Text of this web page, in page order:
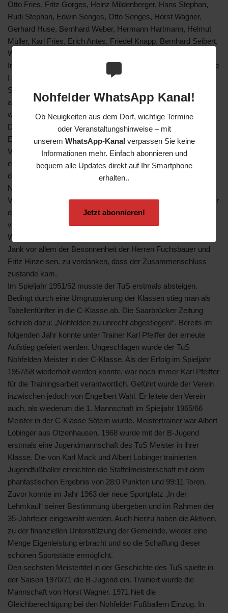
Nohfelder WhatsApp Kanal!
Ob Neuigkeiten aus dem Dorf, wichtige Termine
oder Veranstaltungshinweise – mit
unserem WhatsApp-Kanalverpassen Sie keine
Informationen mehr. Einfach abonnieren und
bequem alle Updates direkt auf Ihr Smartphone
erhalten..
Jetzt abonnieren!
Otto Fries, Fritz Gorges, Heinz Mildenberger, Hans Stephan,
Rudi Stephan, Edwin Senges, Otto Senges, Horst Wagner,
Gerhard Huse, Bernhard Weber, Hermann Hartmann, Helmut
Müller, Karl Fries, Erich Antes, Friedel Knapp, Bernhard Seibert,
Walter Herz und Walter Kunz.
In der Saison 1947 / 48 musste der Aufsteiger in die Kreisklasse
I gegen so namhafte Gegner wie den SV Hasborn, SV Bliesen,
SV Oberthal, FC Freisen, FC Oberkirchen und SC Alsweiler
antreten. Trotzdem konnte die Klasse ohne Probleme gehalten
werden.
Das Jahr 1950 brachte dann einen weiteren markanten
Eckpunkt in der Vereinsgeschichte der Fußballer. Unter dem
Vorsitz und auf bestreben von Sepp Jank schlossen sich die
eigenständigen Vereine SV und der Turnverein Concordia incl.
der Tischtennisabteilung zum heutigen Turn- und Sportverein
Nohfelden zusammen. Notwendig erschien den
Verantwortlichen diese Fusion wegen der vielen Sportler, die zur
damaligen Zeit für beide Vereine aktiv waren und der damit
verbundenen Terminüberschneidungen. Trotz einiger
Widerstände und Bedenken war es neben dem Vorsitzenden
Jank vor allem der Besonnenheit der Herren Fuchsbauer und
Fritz Hinze sen. zu verdanken, dass der Zusammenschluss
zustande kam.
Im Spieljahr 1951/52 musste der TuS erstmals absteigen.
Bedingt durch eine Umgruppierung der Klassen stieg man als
Tabellenfünfter in die C-Klasse ab. Die Saarbrücker Zeitung
schrieb dazu: „Nohfelden zu unrecht abgestiegen!“. Bereits im
folgenden Jahr konnte unter Trainer Karl Pfeiffer der erneute
Aufstieg gefeiert werden. Ungeschlagen wurde der TuS
Nohfelden Meister in der C-Klasse. Als der Erfolg im Spieljahr
1957/58 wiederholt werden konnte, war noch immer Karl Pfeiffer
für die Trainingsarbeit verantwortlich. Geführt wurde der Verein
inzwischen jedoch von Engelbert Wahl. Er leitete den Verein
auch, als wiederum die 1. Mannschaft im Spieljahr 1965/66
Meister in der C-Klasse Sötern wurde. Meistertrainer war Albert
Lobinger aus Otzenhausen. 1968 wurde mit der B-Jugend
erstmals eine Jugendmannschaft des TuS Meister in ihrer
Klasse. Die von Karl Mack und Albert Lobinger trainierten
Jugendfußballer erreichten die Staffelmeisterschaft mit dem
phantastischen Ergebnis von 28:0 Punkten und 99:11 Toren.
Zuvor konnte im Jahr 1963 der neue Sportplatz „In der
Lehmkaul“ seiner Bestimmung übergeben und im Rahmen der
35-Jahrfeier eingeweiht werden. Auch hierzu haben die Aktiven,
zu der finanziellen Unterstützung der Gemeinde, wieder eine
Menge Eigenleistung erbracht und so die Schaffung dieser
schönen Sportstätte ermöglicht.
Den sechsten Meistertitel in der Geschichte des TuS spielte in
der Saison 1970/71 die B-Jugend ein. Trainiert wurde die
Mannschaft von Horst Wagner. 1971 hielt die
Gleichberechtigung bei den Nohfelder Fußballern Einzug. In